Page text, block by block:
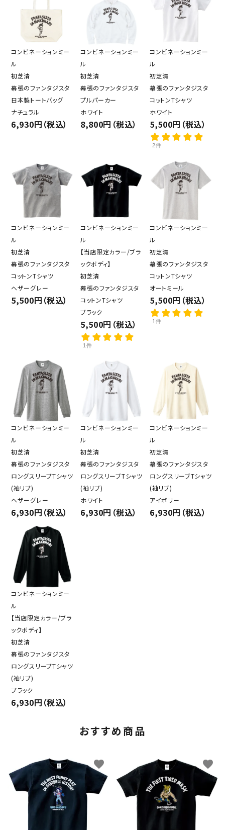
コンビネーションミー
ル
初芝清
幕張のファンタジスタ
日本製トートバッグ
ナチュラル
6,930円（税込）
コンビネーションミー
ル
初芝清
幕張のファンタジスタ
プルパーカー
ホワイト
8,800円（税込）
コンビネーションミー
ル
初芝清
幕張のファンタジスタ
コットンTシャツ
ホワイト
5,500円（税込）
2件
コンビネーションミー
ル
初芝清
幕張のファンタジスタ
コットンTシャツ
ヘザーグレー
5,500円（税込）
コンビネーションミー
ル
【当店限定カラー/ブラ
ックボディ】
初芝清
幕張のファンタジスタ
コットンTシャツ
ブラック
5,500円（税込）
1件
コンビネーションミー
ル
初芝清
幕張のファンタジスタ
コットンTシャツ
オートミール
5,500円（税込）
1件
コンビネーションミー
ル
初芝清
幕張のファンタジスタ
ロングスリーブTシャツ
(袖リブ)
ヘザーグレー
6,930円（税込）
コンビネーションミー
ル
初芝清
幕張のファンタジスタ
ロングスリーブTシャツ
(袖リブ)
ホワイト
6,930円（税込）
コンビネーションミー
ル
初芝清
幕張のファンタジスタ
ロングスリーブTシャツ
(袖リブ)
アイボリー
6,930円（税込）
コンビネーションミー
ル
【当店限定カラー/ブラ
ックボディ】
初芝清
幕張のファンタジスタ
ロングスリーブTシャツ
(袖リブ)
ブラック
6,930円（税込）
おすすめ商品
favorite favorite